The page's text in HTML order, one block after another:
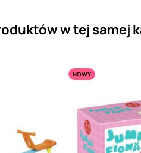
w tej samej
NOWY